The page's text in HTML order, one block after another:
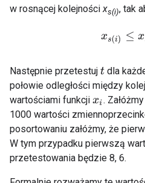
w rosnącej kolejności xs(i), tak
xs( )≤x s(
Następnie przetestuj t dla
połowie odległości między
wartościami funkcji xi .
1000 wartości
posortowaniu załóżmy, że
W tym przypadku pierwszą
przetestowania będzie 8, 6.